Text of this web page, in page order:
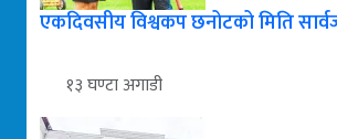
एकदिवसीय विश्वकप छनोटको मिति
१३ घण्टा अगाडी